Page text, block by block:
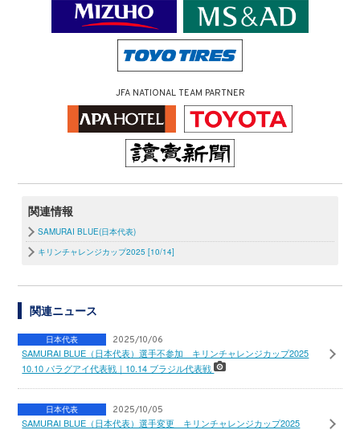
JFA NATIONAL TEAM PARTNER
関連情報
SAMURAI BLUE(日本代表)
キリンチャレンジカップ2025 [10/14]
関連ニュース
日本代表 2025/10/06
SAMURAI BLUE（日本代表）選手不参加 キリンチャレンジカップ2025
10.10 パラグアイ代表戦｜10.14 ブラジル代表戦
日本代表 2025/10/05
SAMURAI BLUE（日本代表）選手変更 キリンチャレンジカップ2025